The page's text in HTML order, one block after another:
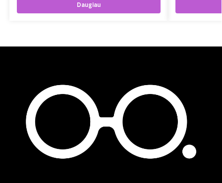
Daugiau